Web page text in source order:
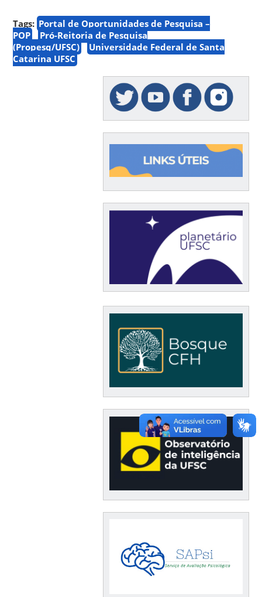
Tags: Portal de Oportunidades de Pesquisa –
POP
Pró-Reitoria de Pesquisa
(Propesq/UFSC)
Universidade Federal de Santa
Catarina UFSC